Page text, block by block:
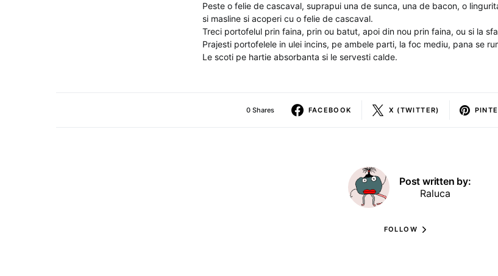
Peste o felie de cascaval, suprapui una de sunca, una de bacon, o
si masline si acoperi cu o felie de cascaval.
Treci portofelul prin faina, prin ou batut, apoi din nou prin faina, ou si la
Prajesti portofelele in ulei incins, pe ambele parti, la foc mediu, pana se
Le scoti pe hartie absorbanta si le servesti calde.
0 Shares FACEBOOK X (TWITTER)
Post written by:
Raluca
FOLLOW